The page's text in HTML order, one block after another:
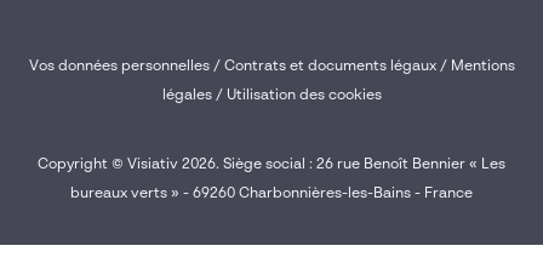
Copyright © Visiativ 2026. Siège social : 26 rue Benoît Bennier « Les
bureaux verts » - 69260 Charbonnières-les-Bains - France
Vos données personnelles/ Contrats et documents légaux/ Mentions
légales / Utilisation des cookies